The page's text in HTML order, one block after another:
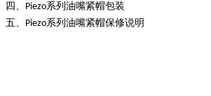
四、 Piezo系列油嘴紧帽包装
五、 Piezo系列油嘴紧帽保修说明